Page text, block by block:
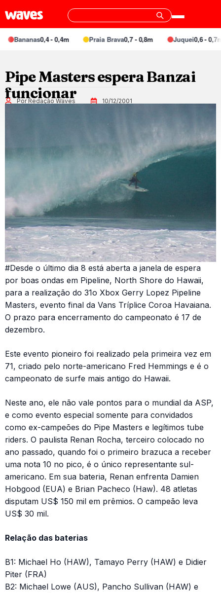
Bananas0,4 - 0,4m Praia Brava0,7 - 0,8m Juquei0,6 - 0,7m
Pipe Masters espera Banzai
funcionar
Por Redação Waves 10/12/2001
#Desde o último dia 8 está aberta a janela de espera
por boas ondas em Pipeline, North Shore do Hawaii,
para a realização do 31o Xbox Gerry Lopez Pipeline
Masters, evento final da Vans Tríplice Coroa Havaiana.
O prazo para encerramento do campeonato é 17 de
dezembro.
Este evento pioneiro foi realizado pela primeira vez em
71, criado pelo norte-americano Fred Hemmings e é o
campeonato de surfe mais antigo do Hawaii.
Neste ano, ele não vale pontos para o mundial da ASP,
e como evento especial somente para convidados
como ex-campeões do Pipe Masters e legítimos tube
riders. O paulista Renan Rocha, terceiro colocado no
ano passado, quando foi o primeiro brazuca a receber
uma nota 10 no pico, é o único representante sul-
americano. Em sua bateria, Renan enfrenta Damien
Hobgood (EUA) e Brian Pacheco (Haw). 48 atletas
disputam US$ 150 mil em prêmios. O campeão leva
US$ 30 mil.
Relação das baterias
B1: Michael Ho (HAW), Tamayo Perry (HAW) e Didier
Piter (FRA)
B2: Michael Lowe (AUS), Pancho Sullivan (HAW) e